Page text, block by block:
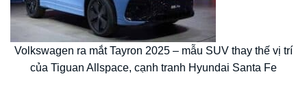
Volkswagen ra mắt Tayron 2025 – mẫu SUV thay thế vị trí
của Tiguan Allspace, cạnh tranh Hyundai Santa Fe